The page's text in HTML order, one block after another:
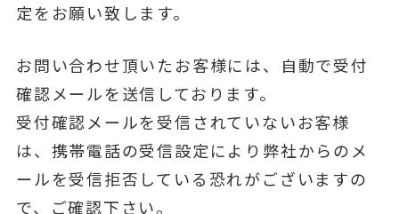
定をお願い致します。
お問い合わせ頂いたお客様には、自動で受付
確認メールを送信しております。
受付確認メールを受信されていないお客様
は、携帯電話の受信設定により弊社からのメ
ールを受信拒否している恐れがございますの
で、ご確認下さい。